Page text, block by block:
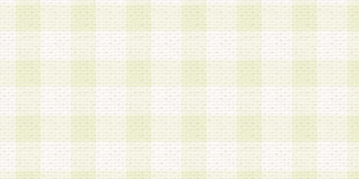
2.当社は、会員登録希望者を会員として承認する
した 場合、会員登録希望者による会員登録手続
による承認後の場合であっても、会員登録の取り
の抹消を、当社が適切と判 断する方法・手段に
とができるものとします。
3.会員登録希望者が18歳未満、成年被後見人、被
人 である場合は、親権者などの法定代理人の同
録を行うものとします。なお、義務教育学齢に該